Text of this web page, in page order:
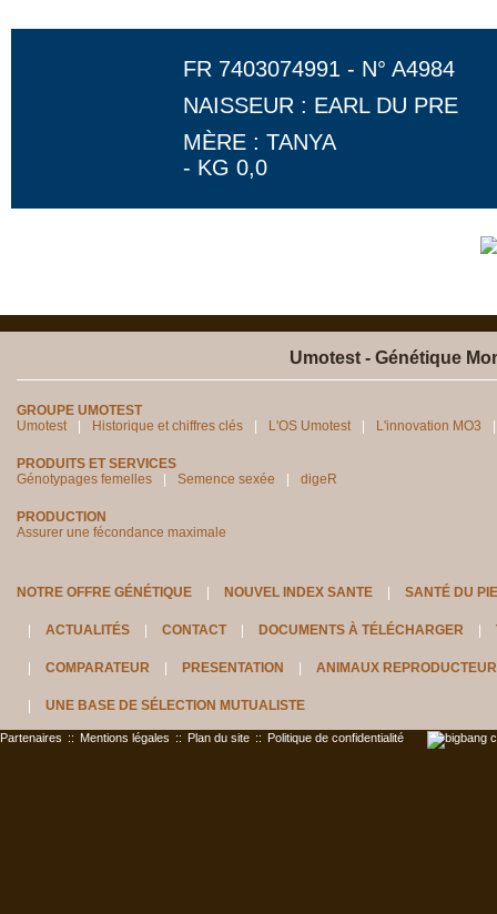
FR 7403074991 - N° A4984
NAISSEUR : EARL DU PRE
MÈRE : TANYA
- KG 0,0
Umotest - Génétique
GROUPE UMOTEST
Umotest
Historique et chiffres clés L'OS Umotest L'innovation MO3
PRODUITS ET SERVICES
Génotypages femelles
Semence sexée digeR
PRODUCTION
Assurer une fécondance maximale
NOTRE OFFRE GÉNÉTIQUE NOUVEL INDEX SANTE SANTÉ DU
ACTUALITÉS CONTACT DOCUMENTS À TÉLÉCHARGER
COMPARATEUR PRESENTATION ANIMAUX
UNE BASE DE SÉLECTION MUTUALISTE
Partenaires :: Mentions légales :: Plan du site :: Politique de confidentialité